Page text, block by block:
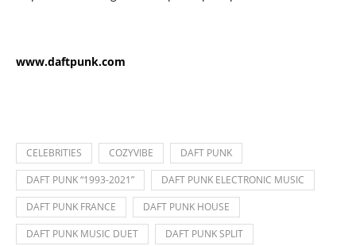
www.daftpunk.com
CELEBRITIES COZYVIBE
DAFT PUNK
DAFT PUNK “1993-2021”
DAFT PUNK ELECTRONIC MUSIC
DAFT PUNK FRANCE
DAFT PUNK HOUSE
DAFT PUNK MUSIC DUET
DAFT PUNK SPLIT